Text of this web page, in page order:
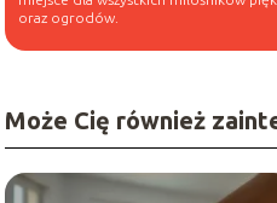
oraz ogrodów.
Może Cię również